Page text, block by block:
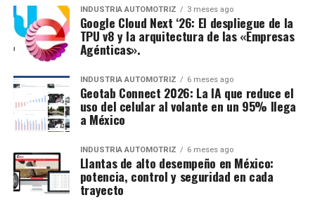
INDUSTRIA AUTOMOTRIZ 3 meses ago
Google Cloud Next ‘26: El despliegue de la
TPU v8 y la arquitectura de las «Empresas
Agénticas».
INDUSTRIA AUTOMOTRIZ 6 meses ago
Geotab Connect 2026: La IA que reduce el
uso del celular al volante en un 95% llega
a México
INDUSTRIA AUTOMOTRIZ 6 meses ago
Llantas de alto desempeño en México:
potencia, control y seguridad en cada
trayecto